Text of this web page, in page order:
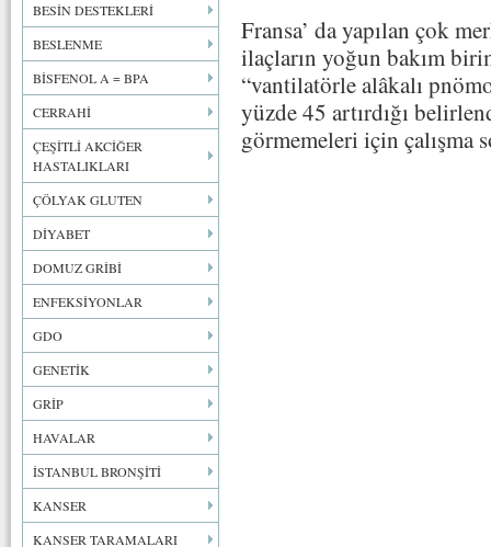
BESİN DESTEKLERİ
BESLENME
BİSFENOL A = BPA
CERRAHİ
ÇEŞİTLİ AKCİĞER
HASTALIKLARI
ÇÖLYAK GLUTEN
DİYABET
DOMUZ GRİBİ
ENFEKSİYONLAR
GDO
GENETİK
GRİP
HAVALAR
İSTANBUL BRONŞİTİ
KANSER
KANSER TARAMALARI
Fransa’ da yapılan çok
ilaçların yoğun bakım
“vantilatörle alâkalı
yüzde 45 artırdığı
görmemeleri için çalışma